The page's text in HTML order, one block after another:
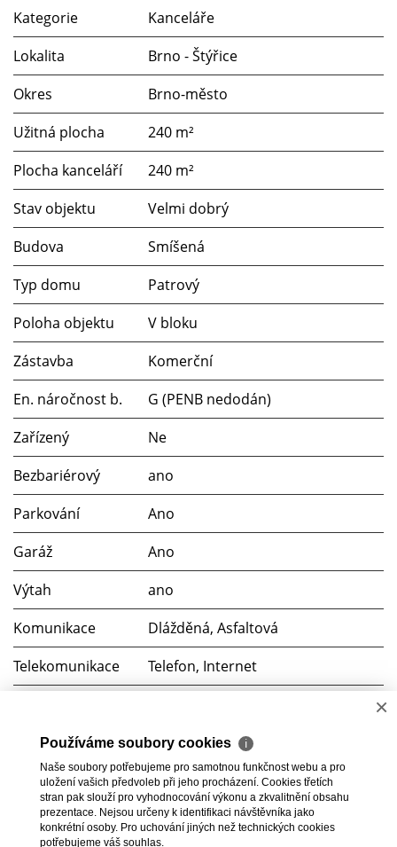
Kategorie
Kanceláře
Lokalita
Brno - Štýřice
Okres
Brno-město
Užitná plocha
240 m²
Plocha kanceláří
240 m²
Stav objektu
Velmi dobrý
Budova
Smíšená
Typ domu
Patrový
Poloha objektu
V bloku
Zástavba
Komerční
En. náročnost b.
G (PENB nedodán)
Zařízený
Ne
Bezbariérový
ano
Parkování
Ano
Garáž
Ano
Výtah
ano
Komunikace
Dlážděná, Asfaltová
Telekomunikace
Telefon, Internet
Voda
Místní zdroj
Elektřina
230V, 400V
Odpad
Veřejná kanalizace
×
Používáme soubory cookies ℹ
Naše soubory potřebujeme pro samotnou funkčnost webu a pro
uložení vašich předvoleb při jeho procházení. Cookies třetích
stran pak slouží pro vyhodnocování výkonu a zkvalitnění obsahu
prezentace. Nejsou určeny k identifikaci návštěvníka jako
konkrétní osoby. Pro uchování jiných než technických cookies
potřebujeme váš souhlas.